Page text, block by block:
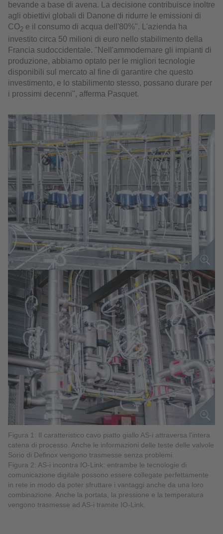
bevande a base di avena. La decisione contribuisce inoltre
agli obiettivi globali di Danone di ridurre le emissioni di
CO2 e il consumo di acqua dell'80%". L'azienda ha
investito circa 50 milioni di euro nello stabilimento della
Francia sudoccidentale. "Nell'ammodernare gli impianti di
produzione, abbiamo optato per le migliori tecnologie
disponibili sul mercato al fine di garantire che questo
investimento, e lo stabilimento stesso, possano durare per
i prossimi decenni", afferma Pasquet.
Figura 1: Il caratteristico cavo piatto giallo AS-i attraversa l'intera
catena di processo. Anche le informazioni delle teste delle valvole
Sorio di Definox vengono trasmesse senza problemi.
Figura 2: AS-i incontra IO-Link: entrambe le tecnologie di
comunicazione digitale possono essere collegate perfettamente
in rete in modo da poter sfruttare i vantaggi anche da una loro
combinazione. Anche la portata, la pressione e la temperatura
vengono trasmesse ad AS-i tramite IO-Link.